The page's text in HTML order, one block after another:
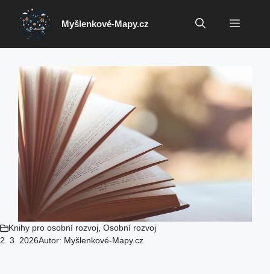
Přeskočit
obsah
Myšlenkové-Mapy.cz Menu
Knihy pro osobní rozvoj, Osobní rozvoj
2. 3. 2026Autor: Myšlenkové-Mapy.cz